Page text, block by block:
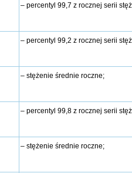
– percentyl 99,7 z rocznej serii
– percentyl 99,2 z rocznej serii
– stężenie średnie roczne;
– percentyl 99,8 z rocznej serii
– stężenie średnie roczne;